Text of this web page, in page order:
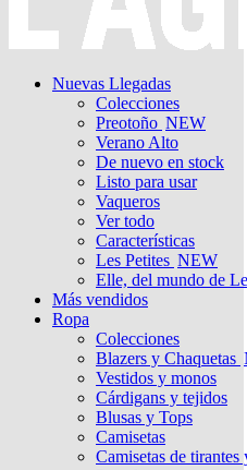
Nuevas Llegadas
Colecciones
Preotoño NEW
Verano Alto
De nuevo en stock
Listo para usar
Vaqueros
Ver todo
Características
Les Petites NEW
Elle, del mundo de
Más vendidos
Ropa
Colecciones
Blazers y Chaquetas
Vestidos y monos
Cárdigans y tejidos
Blusas y Tops
Camisetas
Camisetas de tirantes